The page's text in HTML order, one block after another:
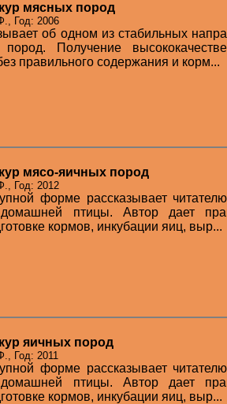
мясных пород
Год: 2006
об одном из стабильных
Получение
правильного содержания и корм...
мясо-яичных пород
Год: 2012
форме рассказывает
птицы. Автор дает
кормов, инкубации яиц, выр...
яичных пород
Год: 2011
форме рассказывает
птицы. Автор дает
кормов, инкубации яиц, выр...